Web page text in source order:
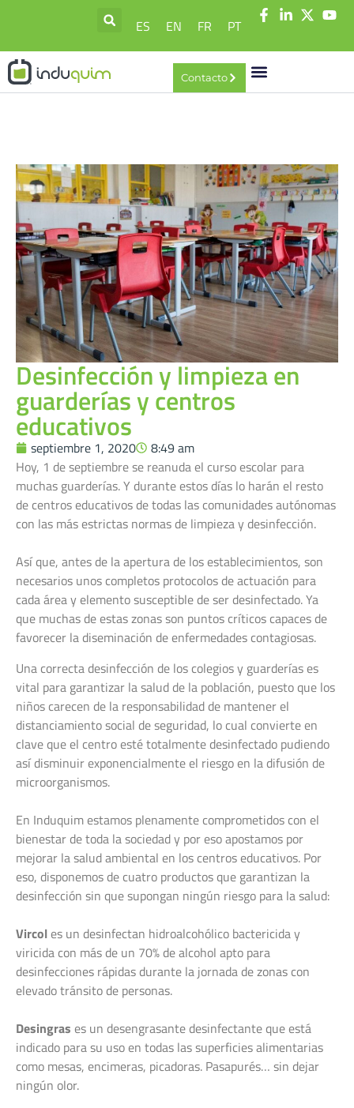
ES EN FR PT
Contacto
Desinfección y limpieza en
guarderías y centros
educativos
septiembre 1, 2020
8:49 am
Hoy, 1 de septiembre se reanuda el curso escolar para
muchas guarderías. Y durante estos días lo harán el resto
de centros educativos de todas las comunidades autónomas
con las más estrictas normas de limpieza y desinfección.
Así que, antes de la apertura de los establecimientos, son
necesarios unos completos protocolos de actuación para
cada área y elemento susceptible de ser desinfectado. Ya
que muchas de estas zonas son puntos críticos capaces de
favorecer la diseminación de enfermedades contagiosas.
Una correcta desinfección de los colegios y guarderías es
vital para garantizar la salud de la población, puesto que los
niños carecen de la responsabilidad de mantener el
distanciamiento social de seguridad, lo cual convierte en
clave que el centro esté totalmente desinfectado pudiendo
así disminuir exponencialmente el riesgo en la difusión de
microorganismos.
En Induquim estamos plenamente comprometidos con el
bienestar de toda la sociedad y por eso apostamos por
mejorar la salud ambiental en los centros educativos. Por
eso, disponemos de cuatro productos que garantizan la
desinfección sin que supongan ningún riesgo para la salud:
Vircoles un desinfectan hidroalcohólico bactericida y
viricida con más de un 70% de alcohol apto para
desinfecciones rápidas durante la jornada de zonas con
elevado tránsito de personas.
Desingras es un desengrasante desinfectante que está
indicado para su uso en todas las superficies alimentarias
como mesas, encimeras, picadoras. Pasapurés… sin dejar
ningún olor.